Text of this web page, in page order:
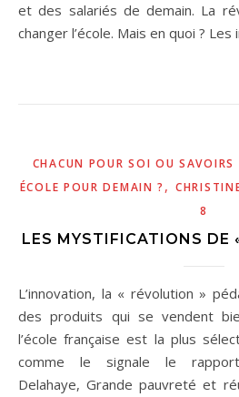
et des salariés de demain. La
changer l’école. Mais en quoi ?
CHACUN POUR SOI OU
ÉCOLE POUR DEMAIN ? ,
8
LES MYSTIFICATIONS DE
L’innovation, la « révolution » pédagogique sont devenus
des produits qui se vendent
l’école française est la plus
comme le signale le rapport
Delahaye, Grande pauvreté et